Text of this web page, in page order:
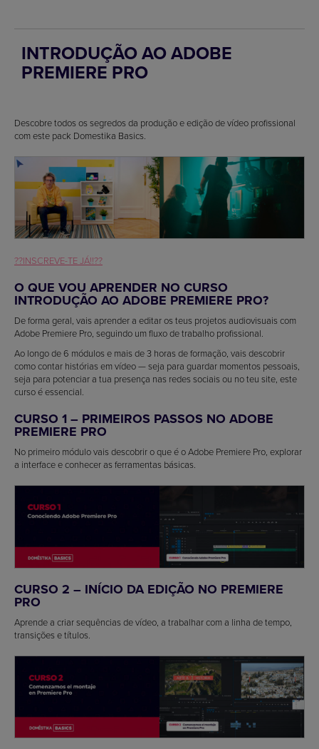
INTRODUÇÃO AO ADOBE
PREMIERE PRO
Descobre todos os segredos da produção e edição de vídeo profissional
com este pack Domestika Basics.
??INSCREVE-TE JÁ!!??
O QUE VOU APRENDER NO CURSO
INTRODUÇÃO AO ADOBE PREMIERE PRO?
De forma geral, vais aprender a editar os teus projetos audiovisuais com
Adobe Premiere Pro, seguindo um fluxo de trabalho profissional.
Ao longo de 6 módulos e mais de 3 horas de formação, vais descobrir
como contar histórias em vídeo — seja para guardar momentos pessoais,
seja para potenciar a tua presença nas redes sociais ou no teu site, este
curso é essencial.
CURSO 1 – PRIMEIROS PASSOS NO ADOBE
PREMIERE PRO
No primeiro módulo vais descobrir o que é o Adobe Premiere Pro, explorar
a interface e conhecer as ferramentas básicas.
CURSO 2 – INÍCIO DA EDIÇÃO NO PREMIERE
PRO
Aprende a criar sequências de vídeo, a trabalhar com a linha de tempo,
transições e títulos.